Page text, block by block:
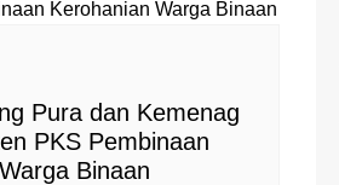
Pura dan Kemenag
PKS Pembinaan
Binaan